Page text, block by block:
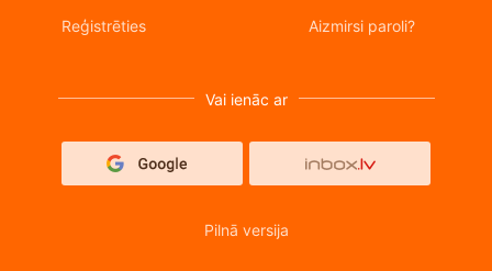
Reģistrēties Aizmirsi paroli?
Vai ienāc ar
Pilnā versija